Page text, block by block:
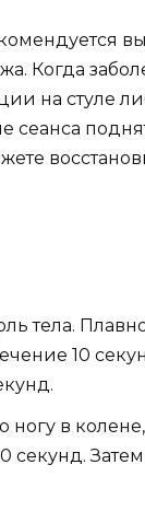
Когда
на стуле
тела.
10
в
секунд.